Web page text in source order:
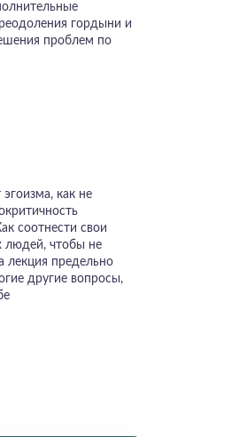
гордыни и
проблем по
как не
соотнести свои
людей, чтобы не
лекция предельно
другие вопросы,